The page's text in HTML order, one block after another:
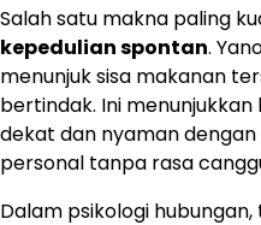
Salah satu makna paling
kepedulian spontan.
menunjuk sisa makanan
bertindak. Ini
dekat dan nyaman
personal tanpa rasa
Dalam psikologi